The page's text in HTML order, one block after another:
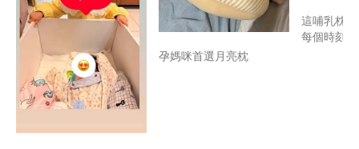
孕媽咪首選月亮枕
這哺乳枕
每個時刻~